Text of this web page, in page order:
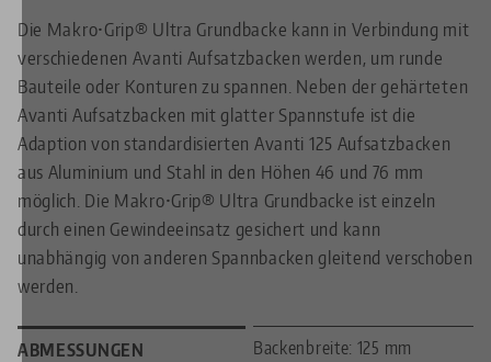
Die Makro•Grip® Ultra Grundbacke kann in Verbindung mit
verschiedenen Avanti Aufsatzbacken werden, um runde
Bauteile oder Konturen zu spannen. Neben der gehärteten
Avanti Aufsatzbacken mit glatter Spannstufe ist die
Adaption von standardisierten Avanti 125 Aufsatzbacken
aus Aluminium und Stahl in den Höhen 46 und 76 mm
möglich. Die Makro•Grip® Ultra Grundbacke ist einzeln
durch einen Gewindeeinsatz gesichert und kann
unabhängig von anderen Spannbacken gleitend verschoben
werden.
ABMESSUNGEN Backenbreite: 125 mm